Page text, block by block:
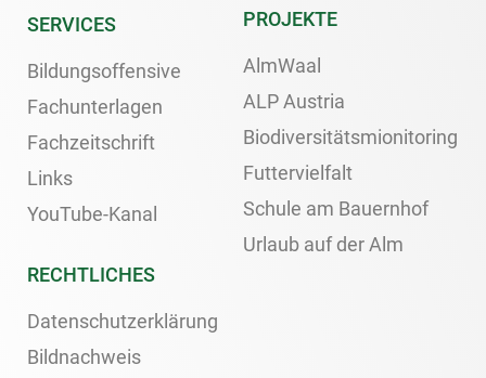
SERVICES
Bildungsoffensive
Fachunterlagen
Fachzeitschrift
Links
YouTube-Kanal
PROJEKTE
AlmWaal
ALP Austria
Biodiversitätsmionitoring
Futtervielfalt
Schule am Bauernhof
Urlaub auf der Alm
RECHTLICHES
Datenschutzerklärung
Bildnachweis